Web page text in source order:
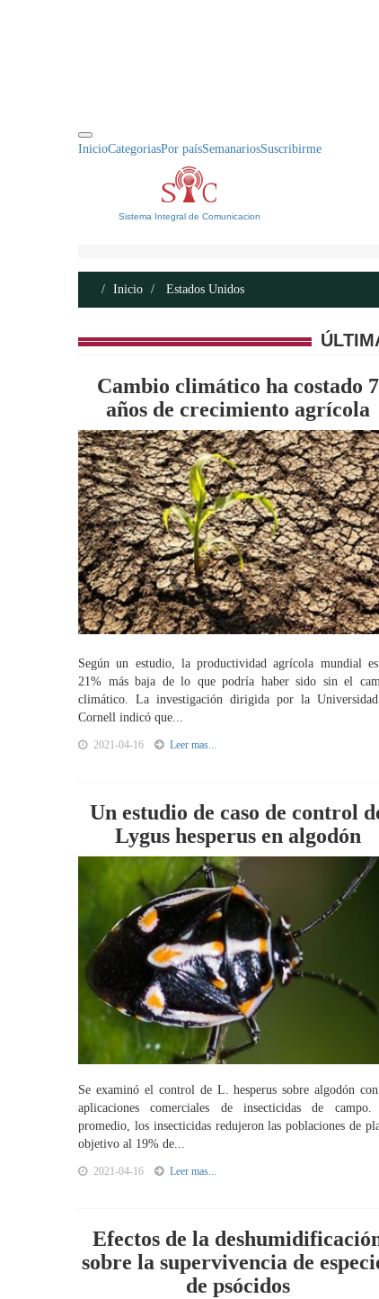
InicioCategoriasPor paísSemanariosSuscribirme
Sistema Integral de Comunicacion
Inicio Estados Unidos
Cambio climático ha costado 7
años de crecimiento agrícola
Según un estudio, la productividad agrícola mundial
21% más baja de lo que podría haber sido sin el
climático. La investigación dirigida por la
Cornell indicó que...
2021-04-16 Leer mas...
Un estudio de caso de control
Lygus hesperus en algodón
Se examinó el control de L. hesperus sobre algodón
aplicaciones comerciales de insecticidas de
promedio, los insecticidas redujeron las poblaciones de
objetivo al 19% de...
2021-04-16 Leer mas...
Efectos de la
sobre la supervivencia de
de psócidos